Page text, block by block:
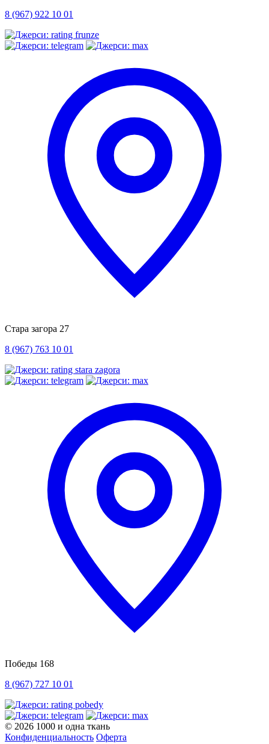
8 (967) 922 10 01
Стара загора 27
8 (967) 763 10 01
Победы 168
8 (967) 727 10 01
© 2026 1000 и одна ткань
Конфиденциальность Оферта